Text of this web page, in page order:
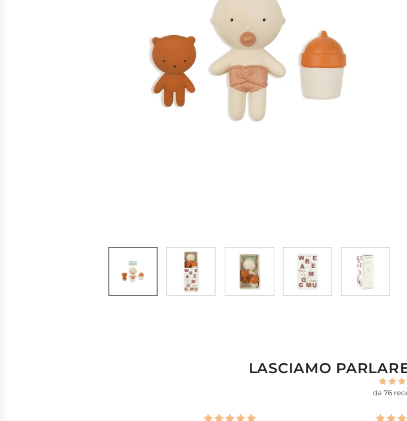
LASCIAMO
da 76